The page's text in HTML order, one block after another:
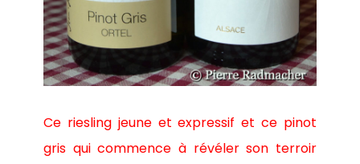
Ce riesling jeune et expressif et ce pinot
gris qui commence à révéler son terroir